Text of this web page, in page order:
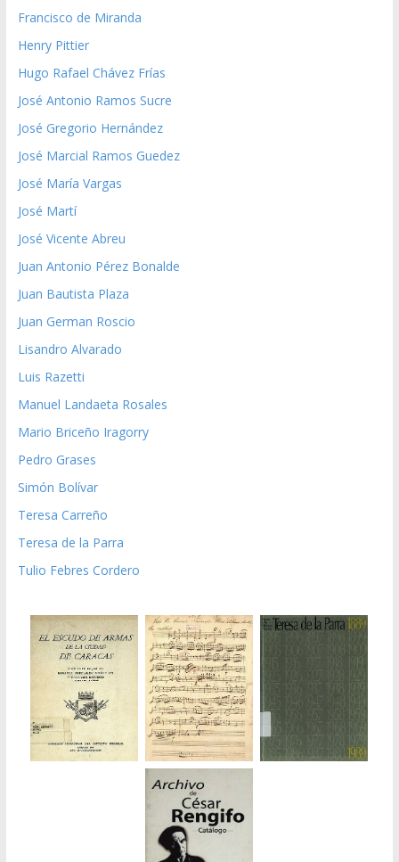
Francisco de Miranda
Henry Pittier
Hugo Rafael Chávez Frías
José Antonio Ramos Sucre
José Gregorio Hernández
José Marcial Ramos Guedez
José María Vargas
José Martí
José Vicente Abreu
Juan Antonio Pérez Bonalde
Juan Bautista Plaza
Juan German Roscio
Lisandro Alvarado
Luis Razetti
Manuel Landaeta Rosales
Mario Briceño Iragorry
Pedro Grases
Simón Bolívar
Teresa Carreño
Teresa de la Parra
Tulio Febres Cordero